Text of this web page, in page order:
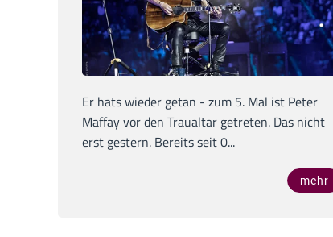
Er hats wieder getan - zum 5. Mal ist Peter
Maffay vor den Traualtar getreten. Das nicht
erst gestern. Bereits seit 0...
mehr